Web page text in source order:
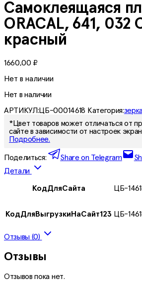
Самоклеящаяся
ORACAL, 641, 032
красный
1660,00 ₽
Нет в наличии
Нет в наличии
АРТИКУЛ:ЦБ-00014618 Категория:
*Цвет товаров может отличаться от
сайте в зависимости от настроек
Подробнее.
Поделиться: Share on Telegram
Детали
КодДляСайта ЦБ-
КодДляВыгрузкиНаСайт123 ЦБ-
Отзывы (0)
Отзывы
Отзывов пока нет.